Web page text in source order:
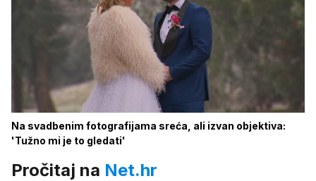
Na svadbenim fotografijama sreća, ali izvan objektiva:
'Tužno mi je to gledati'
Pročitaj na Net.hr